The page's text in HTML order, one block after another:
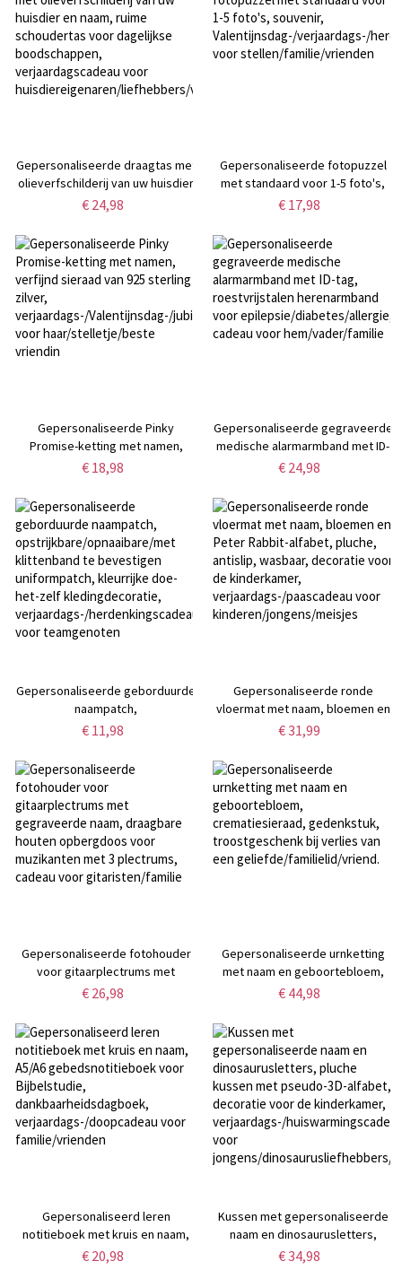
Gepersonaliseerde draagtas met
olieverfschilderij van uw huisdier
en naam, ruime schoudertas voor
verjaardagscadeau voor
huisdiereigenaren/liefhebbers/vrienden
€ 24,98
Gepersonaliseerde fotopuzzel
met standaard voor 1-5 foto's,
souvenir,
voor stellen/familie/vrienden
€ 17,98
Gepersonaliseerde Pinky
Promise-ketting met namen,
verfijnd sieraad van 925 sterling
verjaardags-/Valentijnsdag-/jubileumcadeau
voor haar/stelletje/beste
vriendin
€ 18,98
Gepersonaliseerde gegraveerde
medische alarmarmband met ID-
tag, roestvrijstalen
epilepsie/diabetes/allergie,
cadeau voor hem/vader/familie
€ 24,98
Gepersonaliseerde geborduurde
naampatch,
opstrijkbare/opnaaibare/met
uniformpatch, kleurrijke doe-het-
zelf kledingdecoratie,
verjaardags-/herdenkingscadeau
voor teamgenoten
€ 11,98
Gepersonaliseerde ronde
vloermat met naam, bloemen en
Peter Rabbit-alfabet, pluche,
de kinderkamer,
verjaardags-/paascadeau voor
kinderen/jongens/meisjes
€ 31,99
Gepersonaliseerde fotohouder
voor gitaarplectrums met
gegraveerde naam, draagbare
muzikanten met 3 plectrums,
cadeau voor gitaristen/familie
€ 26,98
Gepersonaliseerde urnketting
met naam en geboortebloem,
crematiesieraad, gedenkstuk,
een geliefde/familielid/vriend.
€ 44,98
Gepersonaliseerd leren
notitieboek met kruis en naam,
A5/A6 gebedsnotitieboek voor
€ 20,98
Kussen met gepersonaliseerde
naam en dinosaurusletters,
pluche kussen met pseudo-3D-
€ 34,98